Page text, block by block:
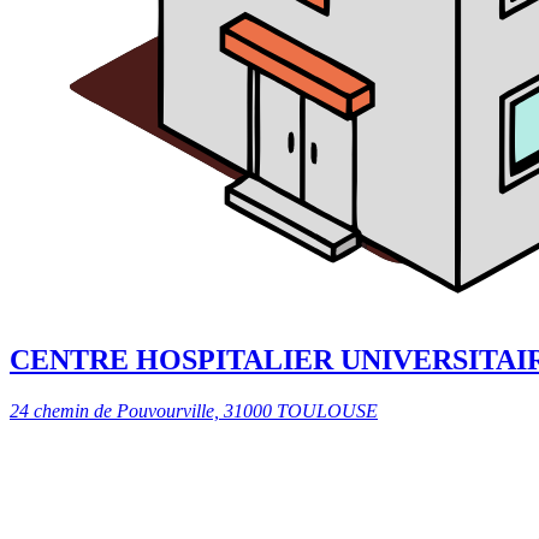
CENTRE HOSPITALIER
24 chemin de Pouvourville, 31000 TOULOUSE